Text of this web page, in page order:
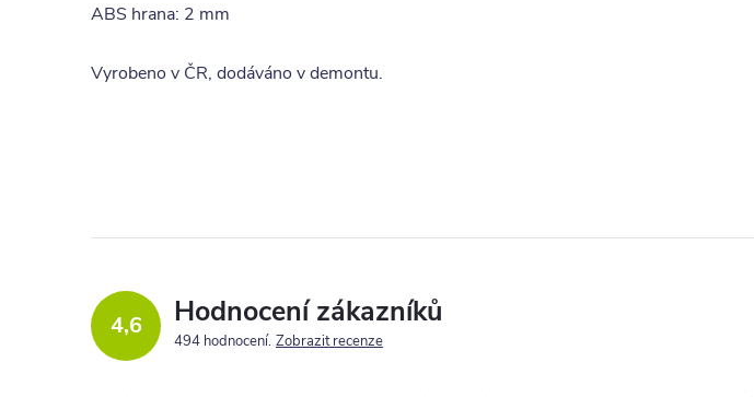
ABS hrana: 2 mm
Vyrobeno v ČR, dodáváno v demontu.
4,6 Hodnocení zákazníků
494 hodnocení Zobrazit recenze